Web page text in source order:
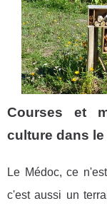
Courses et
culture dans
Le Médoc, ce
c'est aussi un